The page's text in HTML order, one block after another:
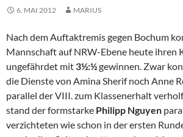
6. MAI 2012 MARIUS
Nach dem Auftaktremis gegen Bochum
Mannschaft auf NRW-Ebene heute ihren
ungefährdet mit 3½:½gewinnen. Zwar
die Dienste von Amina Sherif noch Anne
parallel der VIII. zum Klassenerhalt
stand der formstarke Philipp Nguyen
verzichteten wie schon in der ersten